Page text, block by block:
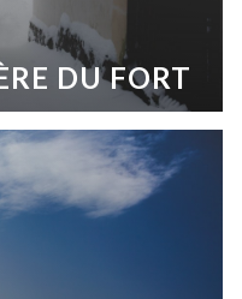
DU FORT